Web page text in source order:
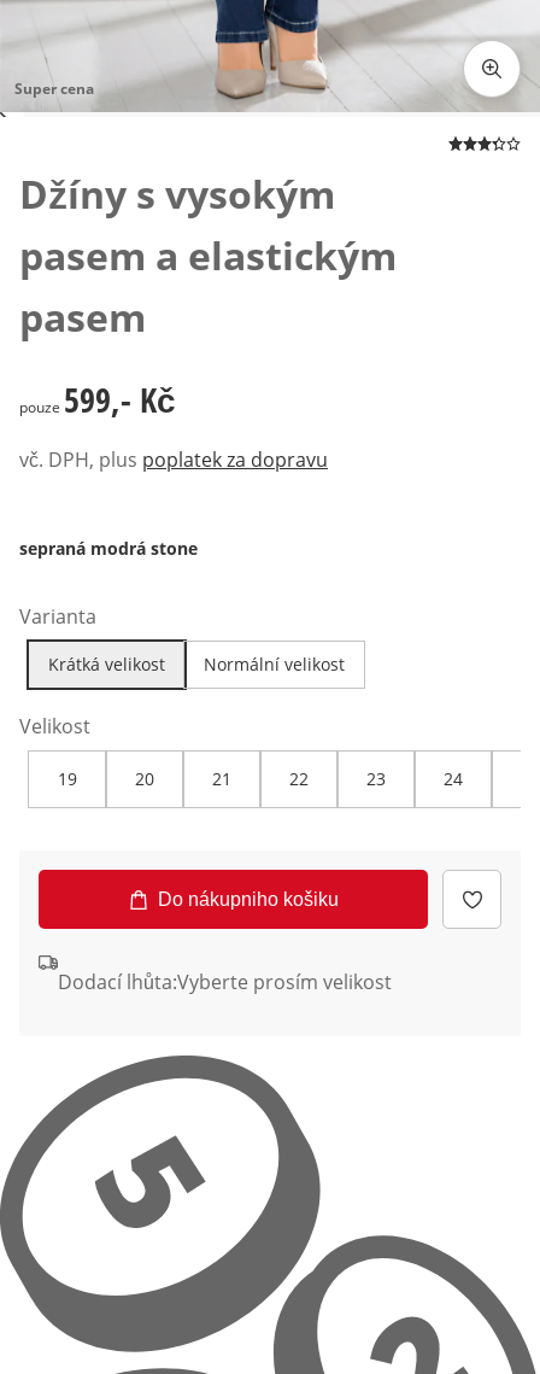
Super cena
Džíny s vysokým
pasem a elastickým
pasem
599,- Kč
pouze 599,- Kč
vč. DPH, plus poplatek za dopravu
sepraná modrá stone
Varianta
Krátká velikost Normální velikost
Velikost
19 20 21 22 23 24
Do nákupniho košiku
Dodací lhůta:Vyberte prosím velikost